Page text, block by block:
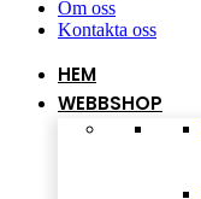
Om oss
Kontakta oss
HEM
WEBBSHOP